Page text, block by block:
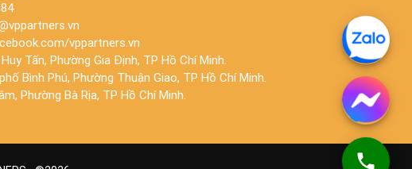
vppartners.vn
Tấn, Phường Gia Định, TP Hồ Chí Minh.
Bình Phú, Phường Thuận Giao, TP Hồ Chí Minh.
Phường Bà Rịa, TP Hồ Chí Minh.